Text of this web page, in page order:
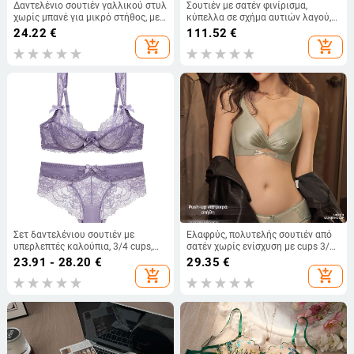
Δαντελένιο σουτιέν γαλλικού στυλ
χωρίς μπανέ για μικρό στήθος, με
ανύψωση και στήριξη, σταθερή
24.22 €
add_shopping_cart
Σουτιέν με σατέν φινίρισμα,
κύπελλα σε σχήμα αυτιών λαγού,
υπερ-λεπτά διαμορφωμένα
κύπελλα, μεταλλικός δαχτύλιος,
τέσσερις σειρές αγκιστρώσεων
111.52 €
add_shopping_cart
Σετ δαντελένιου σουτιέν με
υπερλεπτές καλούπια, 3/4 cups,
push-up, γαλλικό στυλ, πίσω διπλό
23.91 - 28.20 €
add_shopping_cart
Ελαφρύς, πολυτελής σουτιέν από
σατέν χωρίς ενίσχυση με cups 3/4,
για μικρό στήθος, μορφοποίηση
και χωρίς ραφές στην πλάτη
29.35 €
add_shopping_cart